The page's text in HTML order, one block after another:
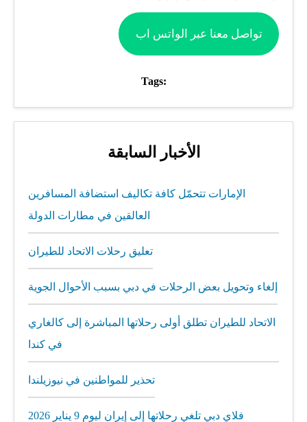
تواصل معنا عبر الواتس اب
Tags:
الأخبار السابقة
الإمارات تتحمّل كافة تكاليف استضافة المسافرين
العالقين في مطارات الدولة
تعليق رحلات الاتحاد للطيران
إلغاء وتحويل بعض الرحلات في دبي بسبب الأحوال الجوية
الاتحاد للطيران تطلق أولى رحلاتها المباشرة إلى كالغاري
في كندا
تحذير للمواطنين في نيوزيلندا
فلاي دبي تلغي رحلاتها إلى إيران ليوم 9 يناير 2026